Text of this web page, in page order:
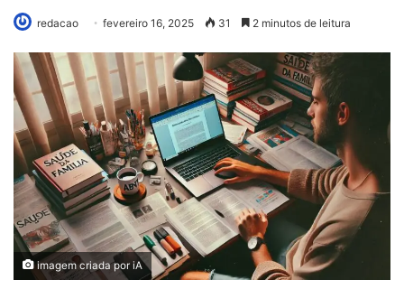
redacao fevereiro 16, 2025 31 2 minutos de leitura
imagem criada por iA